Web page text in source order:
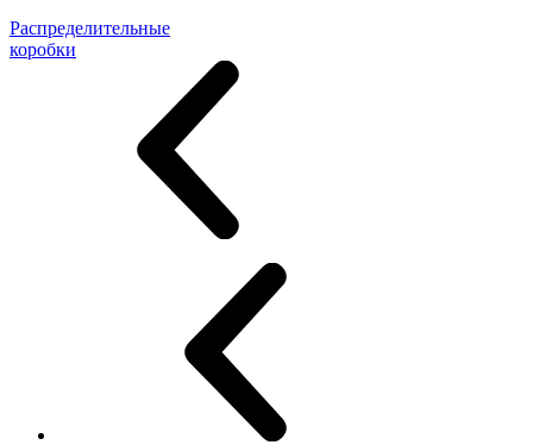
Распределительные
коробки